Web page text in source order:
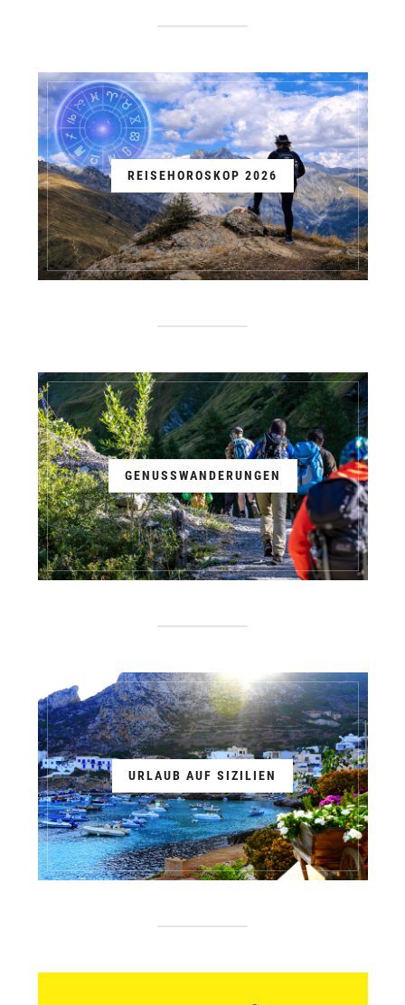
REISEHOROSKOP 2026
GENUSSWANDERUNGEN
URLAUB AUF SIZILIEN